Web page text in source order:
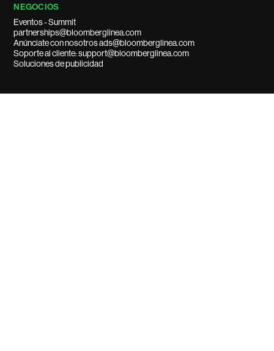
NEGOCIOS
Eventos - Summit
partnerships@bloomberglinea.com
Anúnciate con nosotros ads@bloomberglinea.com
Soporte al cliente: support@bloomberglinea.com
Soluciones de publicidad